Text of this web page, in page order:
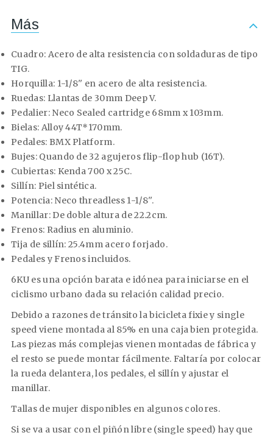
Más
Cuadro: Acero de alta resistencia con soldaduras de tipo
TIG.
Horquilla: 1-1/8'' en acero de alta resistencia.
Ruedas: Llantas de 30mm Deep V.
Pedalier:Neco Sealed cartridge 68mm x 103mm.
Bielas: Alloy 44T*170mm.
Pedales: BMX Platform.
Bujes:Quando de 32 agujeros flip-flop hub (16T).
Cubiertas: Kenda 700 x 25C.
Sillín: Piel sintética.
Potencia:Neco threadless 1-1/8''.
Manillar:De doble altura de 22.2cm.
Frenos: Radius en aluminio.
Tija de sillín:25.4mm acero forjado.
Pedales y Frenos incluidos.
6KU es una opción barata e idónea para iniciarse en el
ciclismo urbano dada su relación calidad precio.
Debido a razones de tránsito la bicicleta fixie y single
speed viene montada al 85% en una caja bien protegida.
Las piezas más complejas vienen montadas de fábrica y
el resto se puede montar fácilmente. Faltaría por colocar
la rueda delantera, los pedales, el sillín y ajustar el
manillar.
Tallas de mujer disponibles en algunos colores.
Si se va a usar con el piñón libre (single speed) hay que